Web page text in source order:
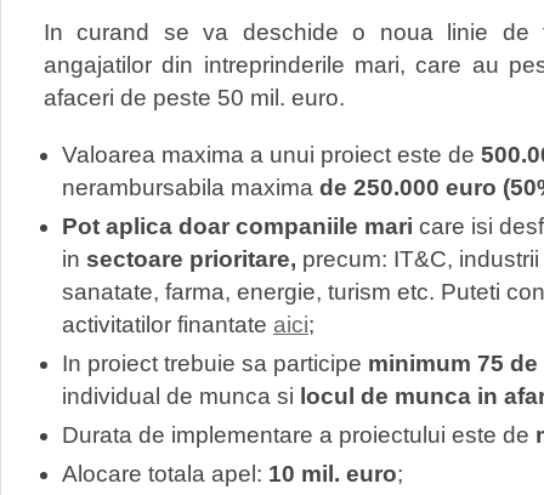
In curand se va deschide o noua linie de
angajatilor din intreprinderile mari, care au
afaceri de peste 50 mil. euro.
Valoarea maxima a unui proiect este de
nerambursabila maxima de 250.000 euro
Pot aplica doar companiile mari care isi
in sectoare prioritare, precum: IT&C,
sanatate, farma, energie, turism etc. Puteti
activitatilor finantate aici;
In proiect trebuie sa participe minimum 75
individual de munca si locul de munca in
Durata de implementare a proiectului este de
Alocare totala apel: 10 mil. euro;